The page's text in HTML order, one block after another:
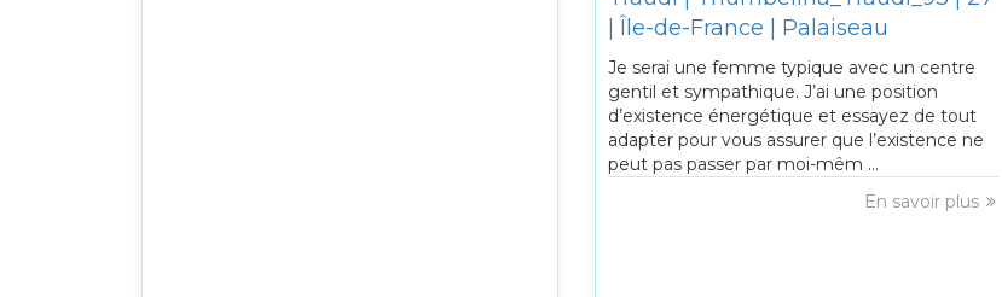
| Île-de-France | Palaiseau
Je serai une femme typique avec un centre
gentil et sympathique. J’ai une position
d’existence énergétique et essayez de tout
adapter pour vous assurer que l’existence ne
peut pas passer par moi-mêm ...
En savoir plus